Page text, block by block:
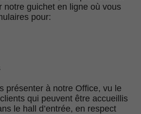
notre guichet en ligne où vous
pour:
présenter à notre Office, vu le
qui peuvent être accueillis
le hall d’entrée, en respect